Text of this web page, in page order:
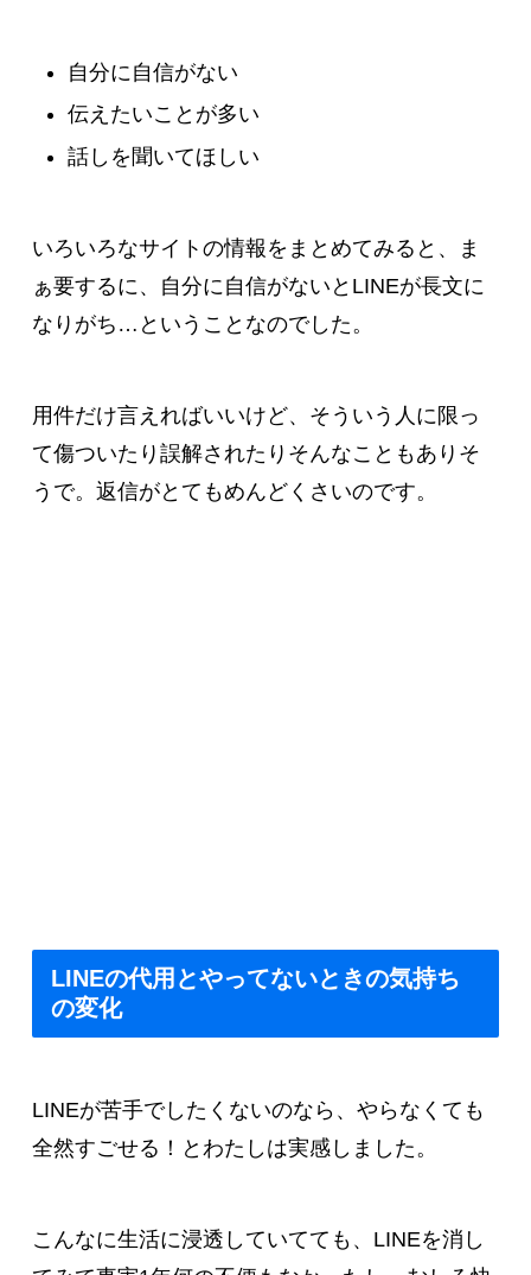
自分に自信がない
伝えたいことが多い
話しを聞いてほしい
いろいろなサイトの情報をまとめてみると、ま
ぁ要するに、自分に自信がないとLINEが長文に
なりがち…ということなのでした。
用件だけ言えればいいけど、そういう人に限っ
て傷ついたり誤解されたりそんなこともありそ
うで。返信がとてもめんどくさいのです。
LINEの代用とやってないときの気持ち
の変化
LINEが苦手でしたくないのなら、やらなくても
全然すごせる！とわたしは実感しました。
こんなに生活に浸透していてても、LINEを消し